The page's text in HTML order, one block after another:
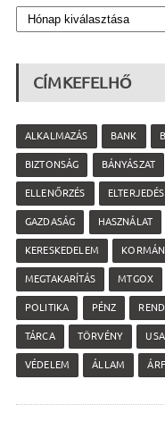
CÍMKEFELHŐ
ALKALMAZÁS BANK
BIZTONSÁG BÁNYÁSZAT
ELLENŐRZÉS ELTERJEDÉS
GAZDASÁG HASZNÁLAT
KERESKEDELEM
MEGTAKARÍTÁS MTGOX
POLITIKA PÉNZ
TÁRCA TÖRVÉNY USA
VÉDELEM ÁLLAM